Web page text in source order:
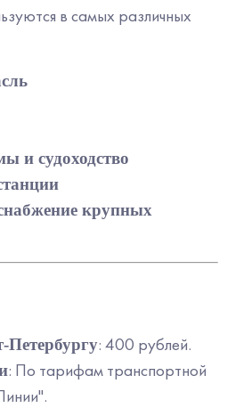
в самых различных
и судоходство
крупных
Петербургу: 400 рублей.
: По тарифам транспортной